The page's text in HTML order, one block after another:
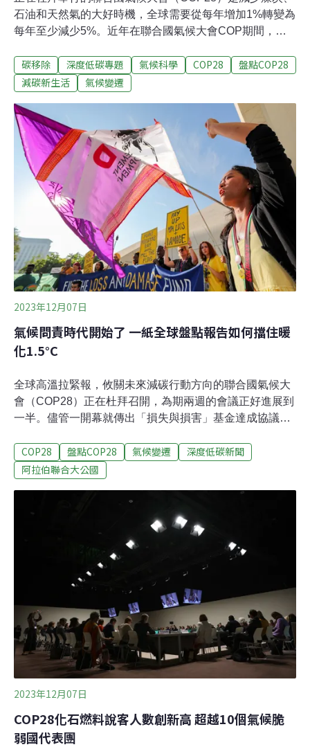
石油和天然氣的大好時機，全球需要從每年增加1%轉變為
每年至少減少5%。近年在聯合國氣候大會COP期間，氣
解》（10 New Insights in Climate Science 2023/2024）
報告，期待用科學事實來提醒會場內的談判專家，不要忽
1. 1.5°C的「過衝」正變得不可避免多種證據表示，由於
溫室氣體減少幅度不足，除非進行真正徹底的變革，否則
至少在幾十年內，沒有任何途徑可以避免全球升溫超過
1.5°C。要減少損失和損害，降低發生不可逆轉變化的風
險，就必須儘量縮短過衝（overshoot）期（意即超越
1.5°C再降溫回來）的規模和持續時間。
碳移除 深度低碳專題 氣候科學 COP28
盤點COP28
減碳新生活
氣候變遷
2023年12月07日
氣候問責時代開始了 一紙全球盤點報告如何擋住暖
化1.5°C
全球高溫拉緊報，攸關未來減碳行動方向的聯合國氣候大
會（COP28）正在杜拜召開，為期兩週的會議正好進展到
一半。儘管一開幕就傳出「損失與損害」基金達成協議，
才剛要登場，那就是「全球盤點」（Global Stocktake，
GST）。「全球盤點」可說是國際減碳成績單，不僅要看
下。眼見升溫已達1.2°C，全球盤點能成為抗暖化的最後防
線嗎？《環境資訊中心》專訪清華大學科技法律研究所教
授范建得，藉由他多年參與氣候大會的觀察，解析史上第
一次的全球盤點。減碳不及格 問責正要開始2015年的氣候
大會通過《巴黎協定》，訂下全球平均氣溫上升限制在
2°C以內，力求控制不超過1.5°C的目標。協定也要求每五
年定期檢討進度，這就是全球盤點。
COP28 盤點COP28 氣候變遷
深度低碳新聞
阿拉伯聯合大公國
2023年12月07日
COP28化石燃料說客人數創新高 超越10個氣候脆
弱國代表團